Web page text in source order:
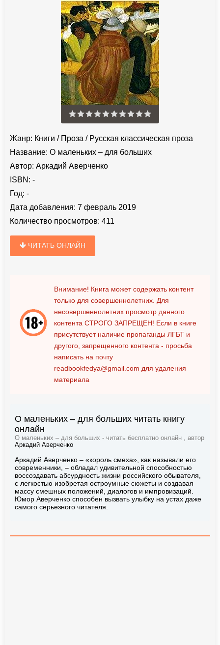
Жанр: Книги / Проза / Русская классическая проза
Название: О маленьких – для больших
Автор: Аркадий Аверченко
ISBN: -
Год: -
Дата добавления: 7 февраль 2019
Количество просмотров: 411
ЧИТАТЬ ОНЛАЙН
Внимание! Книга может содержать контент
только для совершеннолетних. Для
несовершеннолетних просмотр данного
контента СТРОГО ЗАПРЕЩЕН! Если в книге
присутствует наличие пропаганды ЛГБТ и
другого, запрещенного контента - просьба
написать на почту
readbookfedya@gmail.com для удаления
материала
О маленьких – для больших читать книгу
онлайн
О маленьких – для больших - читать бесплатно онлайн , автор
Аркадий Аверченко
Аркадий Аверченко – «король смеха», как называли его
современники, – обладал удивительной способностью
воссоздавать абсурдность жизни российского обывателя,
с легкостью изобретая остроумные сюжеты и создавая
массу смешных положений, диалогов и импровизаций.
Юмор Аверченко способен вызвать улыбку на устах даже
самого серьезного читателя.